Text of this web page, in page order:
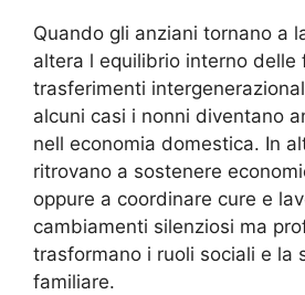
Quando gli anziani tornano a
altera l equilibrio interno delle
trasferimenti
alcuni casi i nonni diventano
nell economia domestica. In
ritrovano a sostenere
oppure a coordinare cure e
cambiamenti silenziosi ma
trasformano i ruoli sociali e la
familiare.